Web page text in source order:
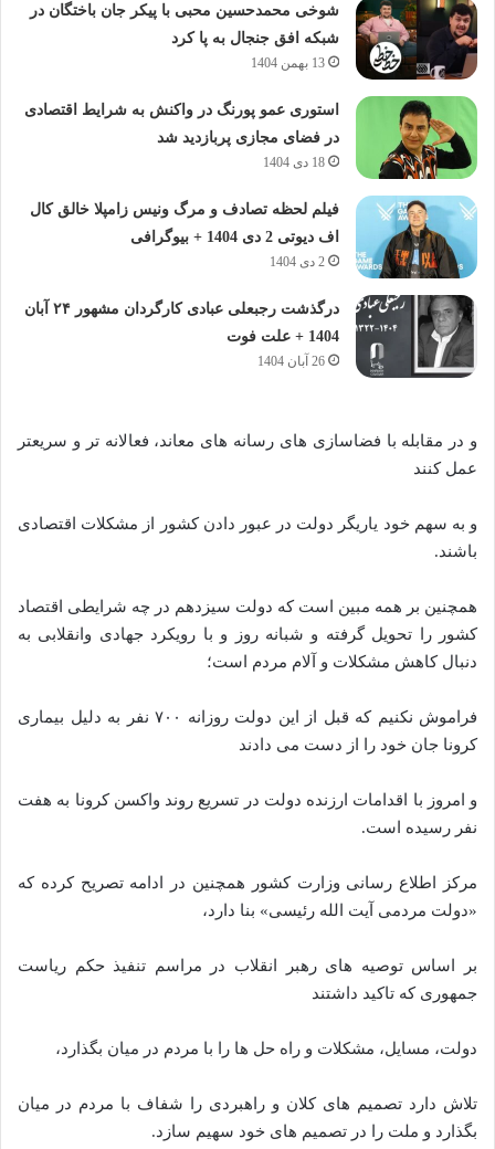
شوخی محمدحسین محبی با پیکر جان باختگان در
شبکه افق جنجال به پا کرد
13 بهمن 1404
استوری عمو پورنگ در واکنش به شرایط اقتصادی
در فضای مجازی پربازدید شد
18 دی 1404
فیلم لحظه تصادف و مرگ ونیس زامپلا خالق کال
اف دیوتی 2 دی 1404 + بیوگرافی
2 دی 1404
درگذشت رجبعلی عبادی کارگردان مشهور ۲۴ آبان
1404 + علت فوت
26 آبان 1404
و در مقابله با فضاسازی های رسانه های معاند، فعالانه تر و سریعتر
عمل کنند
و به سهم خود یاریگر دولت در عبور دادن کشور از مشکلات اقتصادی
باشند.
همچنین بر همه مبین است که دولت سیزدهم در چه شرایطی اقتصاد
کشور را تحویل گرفته و شبانه روز و با رویکرد جهادی وانقلابی به
دنبال کاهش مشکلات و آلام مردم است؛
فراموش نکنیم که قبل از این دولت روزانه ۷۰۰ نفر به دلیل بیماری
کرونا جان خود را از دست می دادند
و امروز با اقدامات ارزنده دولت در تسریع روند واکسن کرونا به هفت
نفر رسیده است.
مرکز اطلاع رسانی وزارت کشور همچنین در ادامه تصریح کرده که
«دولت مردمی آیت الله رئیسی» بنا دارد،
بر اساس توصیه های رهبر انقلاب در مراسم تنفیذ حکم ریاست
جمهوری که تاکید داشتند
دولت، مسایل، مشکلات و راه حل ها را با مردم در میان بگذارد،
تلاش دارد تصمیم های کلان و راهبردی را شفاف با مردم در میان
بگذارد و ملت را در تصمیم های خود سهیم سازد.